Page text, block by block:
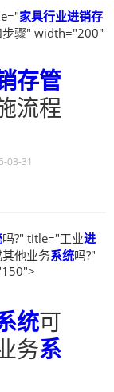
家具行业进销存
步骤" width="200"
存管
流程
03-31
吗?" title="工业进
他业务系统吗?"
统可
务系